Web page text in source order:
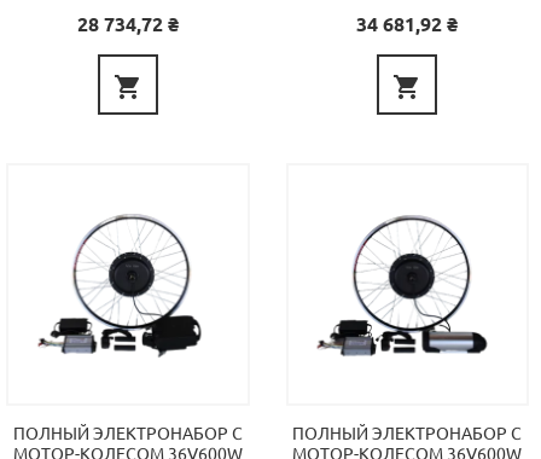
Цена
28 734,72 ₴

Цена
34 681,92 ₴

ПОЛНЫЙ ЭЛЕКТРОНАБОР С
МОТОР-КОЛЕСОМ 36V600W
ПОЛНЫЙ ЭЛЕКТРОНАБОР С
МОТОР-КОЛЕСОМ 36V600W